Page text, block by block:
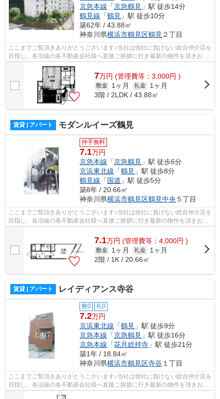
京急本線 「京急鶴見 」駅 徒歩14分
鶴見線 「鶴見 」駅 徒歩10分
築62年 / 43.88㎡
神奈川県横浜市鶴見区鶴見 ２丁目
ここまでご覧頂きありがとうございます♪当社は他社に負けない総合仲介店を
目指し、各沿線の各不動産会社様へ直接ご挨拶に行き最新の物件を頂きお客
様へ提供しております！最新の情報は...
7万円 (管理費等：3,000円 )
敷金 1ヶ月 礼金
1ヶ月
3階 / 2LDK / 43.88㎡
賃貸 | アパート モダンルイーズ鶴見
仲手無料
7.1万円
京急本線 「京急鶴見 」駅 徒歩6分
京浜東北線 「鶴見 」駅 徒歩8分
鶴見線 「国道 」駅 徒歩5分
築8年 / 20.66㎡
神奈川県横浜市鶴見区鶴見中央 ５丁目
ここまでご覧頂きありがとうございます♪当社は他社に負けない総合仲介店を
目指し、各沿線の各不動産会社様へ直接ご挨拶に行き最新の物件を頂きお客
様へ提供しております！最新の情報は...
7.1万円 (管理費等：4,000円 )
敷金 1ヶ月 礼金
1ヶ月
2階 / 1K / 20.66㎡
賃貸 | アパート レイディアンス寺谷
敷0 礼0
7.2万円
京浜東北線 「鶴見 」駅 徒歩9分
京急本線 「京急鶴見 」駅 徒歩16分
京急本線 「花月総持寺 」駅 徒歩21分
築1年 / 18.84㎡
神奈川県横浜市鶴見区寺谷１丁目
ここまでご覧頂きありがとうございます♪当社は他社に負けない総合仲介店を
目指し、各沿線の各不動産会社様へ直接ご挨拶に行き最新の物件を頂きお客
様へ提供しております！最新の情報は...